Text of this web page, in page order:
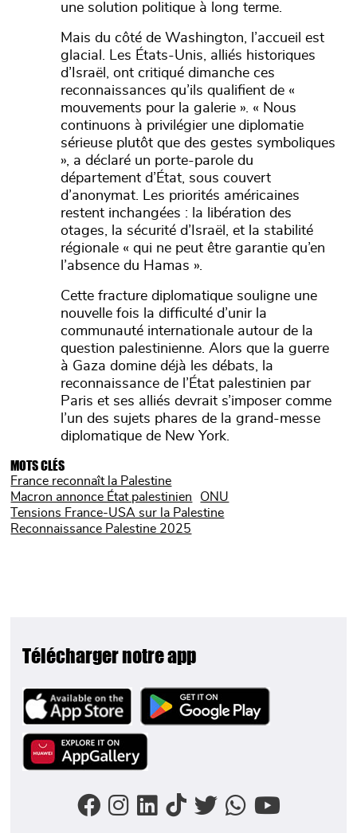
une solution politique à long terme.
Mais du côté de Washington, l’accueil est
glacial. Les États-Unis, alliés historiques
d’Israël, ont critiqué dimanche ces
reconnaissances qu’ils qualifient de «
mouvements pour la galerie ». « Nous
continuons à privilégier une diplomatie
sérieuse plutôt que des gestes symboliques
», a déclaré un porte-parole du
département d’État, sous couvert
d’anonymat. Les priorités américaines
restent inchangées : la libération des
otages, la sécurité d’Israël, et la stabilité
régionale « qui ne peut être garantie qu’en
l’absence du Hamas ».
Cette fracture diplomatique souligne une
nouvelle fois la difficulté d’unir la
communauté internationale autour de la
question palestinienne. Alors que la guerre
à Gaza domine déjà les débats, la
reconnaissance de l’État palestinien par
Paris et ses alliés devrait s’imposer comme
l’un des sujets phares de la grand-messe
diplomatique de New York.
MOTS CLÉS
France reconnaît la Palestine
Macron annonce État palestinien
ONU
Tensions France-USA sur la Palestine
Reconnaissance Palestine 2025
Télécharger notre app
Image Image
Image